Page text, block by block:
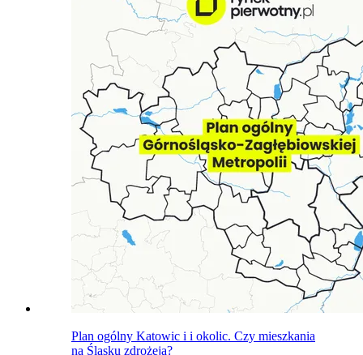
Plan ogólny Katowic i i okolic. Czy mieszkania
na Śląsku zdrożeją?